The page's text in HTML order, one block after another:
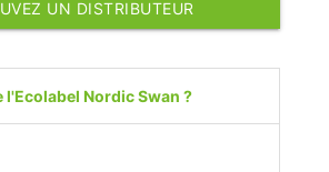
UN DISTRIBUTEUR
l'Ecolabel Nordic Swan ?